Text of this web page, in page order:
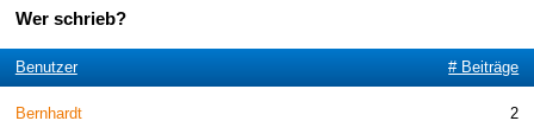
Wer schrieb?
Benutzer # Beiträge
Bernhardt 2